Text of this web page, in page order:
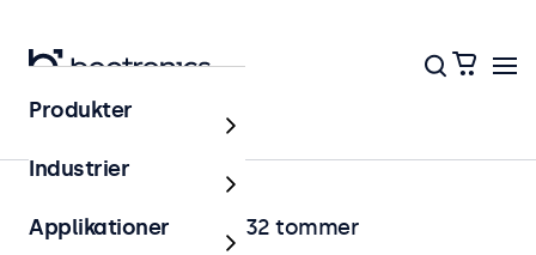
Hjem
VGA-skærme fra 7 til 32 tommer
Produkter
Industrier
Applikationer